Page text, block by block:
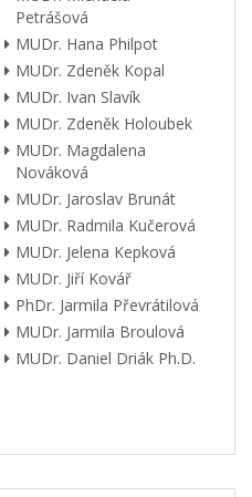
Petrášová
MUDr. Hana Philpot
MUDr. Zdeněk Kopal
MUDr. Ivan Slavík
MUDr. Zdeněk Holoubek
MUDr. Magdalena
Nováková
MUDr. Jaroslav Brunát
MUDr. Radmila Kučerová
MUDr. Jelena Kepková
MUDr. Jiří Kovář
PhDr. Jarmila Převrátilová
MUDr. Jarmila Broulová
MUDr. Daniel Driák Ph.D.